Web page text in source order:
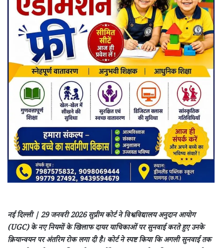
नई दिल्ली | 29 जनवरी 2026 सुप्रीम कोर्ट ने विश्वविद्यालय अनुदान आयोग
(UGC) के नए नियमों के खिलाफ दायर याचिकाओं पर सुनवाई करते हुए उनके
क्रियान्वयन पर अंतरिम रोक लगा दी है। कोर्ट ने स्पष्ट किया कि अगली सुनवाई तक